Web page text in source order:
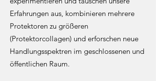
Erfahrungen aus, kombinieren mehrere
Protektoren zu größeren
(Protektorcollagen) und erforschen neue
Handlungsspektren im geschlossenen und
öffentlichen Raum.